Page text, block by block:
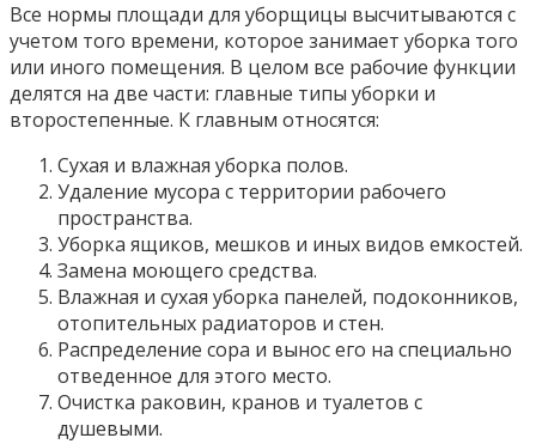
Все нормы площади для уборщицы высчитываются с
учетом того времени, которое занимает уборка того
или иного помещения. В целом все рабочие функции
делятся на две части: главные типы уборки и
второстепенные. К главным относятся:
Сухая и влажная уборка полов.
Удаление мусора с территории рабочего
пространства.
Уборка ящиков, мешков и иных видов емкостей.
Замена моющего средства.
Влажная и сухая уборка панелей, подоконников,
отопительных радиаторов и стен.
Распределение сора и вынос его на специально
отведенное для этого место.
Очистка раковин, кранов и туалетов с
душевыми.